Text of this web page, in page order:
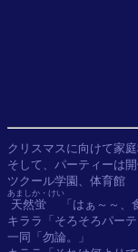
クリスマスに向けて家
そして、パーティーは
天然蛍
あましか・けい
「はぁ～～、
キララ「そろそろパー
一同「勿論。」